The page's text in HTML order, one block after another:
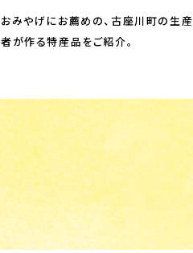
おみやげにお薦めの、古座川町の生産
者が作る特産品をご紹介。